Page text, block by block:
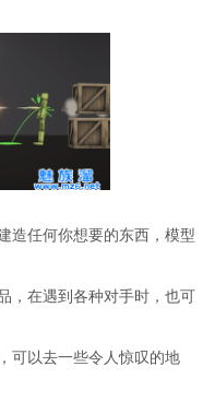
造任何你想要的东西，模型
，在遇到各种对手时，也可
可以去一些令人惊叹的地